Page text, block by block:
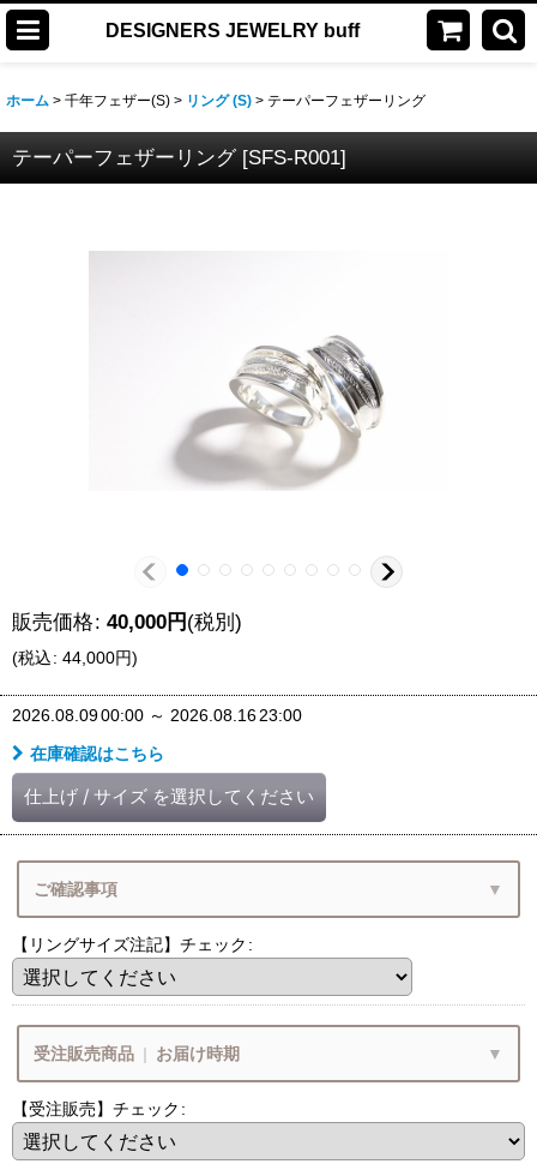
DESIGNERS JEWELRY buff
ホーム > 千年フェザー(S) > リング (S) > テーパーフェザーリング
テーパーフェザーリング [SFS-R001]
販売価格: 40,000円 (税別)
(税込: 44,000円)
2026.08.0900:00 ～ 2026.08.1623:00
在庫確認はこちら
仕上げ / サイズ を選択してください
ご確認事項
ご確認いただけましたでしょうか？
Q&A リングサイズガイド
リング
商品ページ内に
ございます
リングによって
『サイズ感』が
【リングサイズ注記】チェック :
受注販売商品 | お届け時期
8月営業期間・お届け時期
【受注販売】チェック :